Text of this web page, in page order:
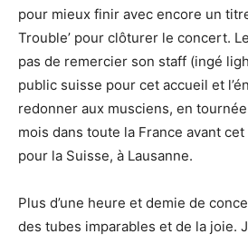
pour mieux finir avec encore un
Trouble’ pour clôturer le concert.
pas de remercier son staff (ingé
public suisse pour cet accueil et
redonner aux musciens, en tournée
mois dans toute la France avant
pour la Suisse, à Lausanne.
Plus d’une heure et demie de
des tubes imparables et de la joie.